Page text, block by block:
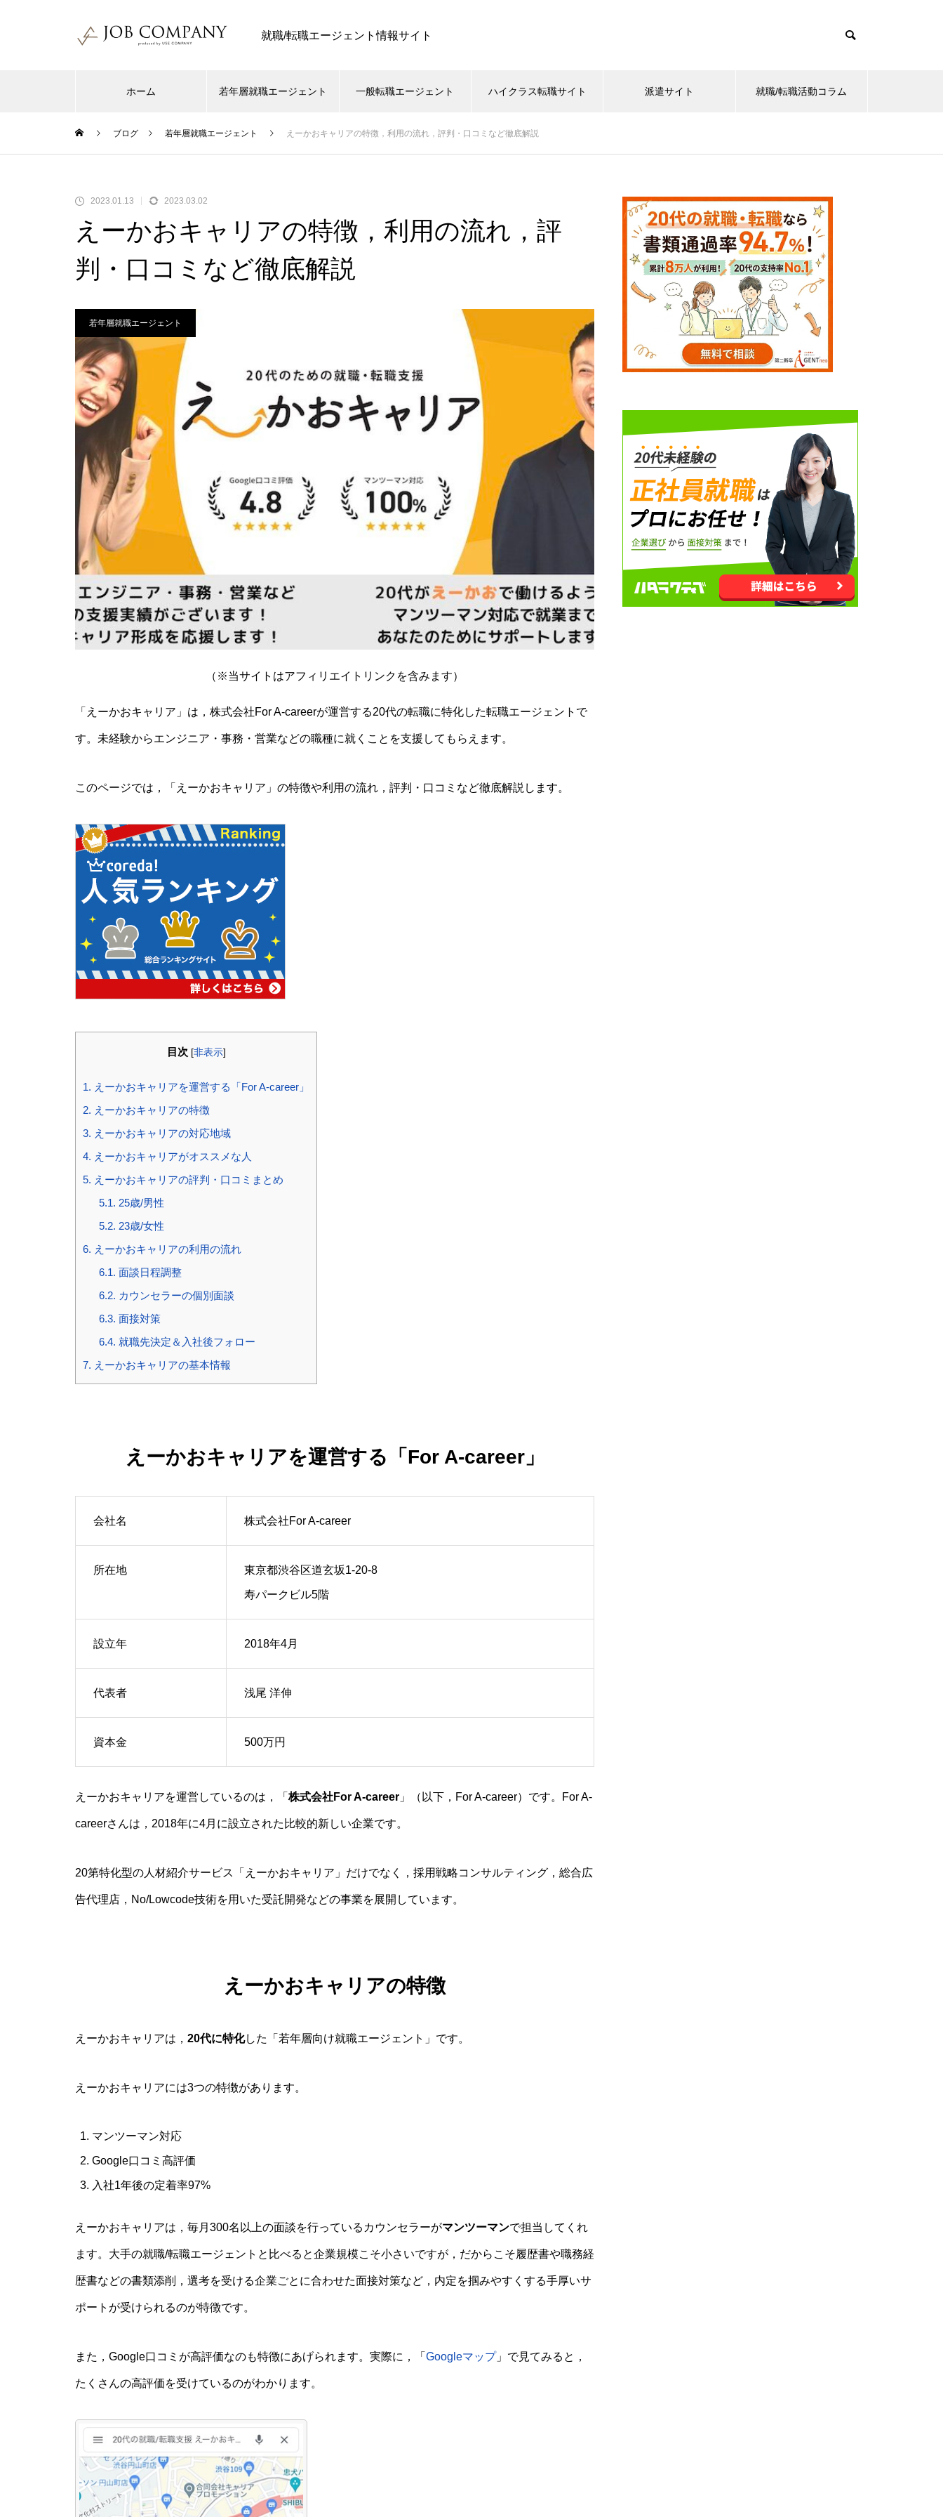
就職/転職エージェント情報サイト
ホーム 若年層就職エージェント 一般転職エージェント ハイクラス転職サイト 派遣サイト 就職/転職活動コラム
ブログ 若年層就職エージェント えーかおキャリアの特徴，利用の流れ，評判・口コミなど徹底解説
2023.01.13 2023.03.02
えーかおキャリアの特徴，利用の流れ，評
判・口コミなど徹底解説
若年層就職エージェント
（※当サイトはアフィリエイトリンクを含みます）
「えーかおキャリア」は，株式会社For A-careerが運営する20代の転職に特化した転職エージェントで
す。未経験からエンジニア・事務・営業などの職種に就くことを支援してもらえます。
このページでは，「えーかおキャリア」の特徴や利用の流れ，評判・口コミなど徹底解説します。
目次 [非表示]
1. えーかおキャリアを運営する「For A-career」
2. えーかおキャリアの特徴
3. えーかおキャリアの対応地域
4. えーかおキャリアがオススメな人
5. えーかおキャリアの評判・口コミまとめ
5.1. 25歳/男性
5.2. 23歳/女性
6. えーかおキャリアの利用の流れ
6.1. 面談日程調整
6.2. カウンセラーの個別面談
6.3. 面接対策
6.4. 就職先決定＆入社後フォロー
7. えーかおキャリアの基本情報
えーかおキャリアを運営する「For A-career」
会社名 株式会社For A-career
所在地 東京都渋谷区道玄坂1-20-8
寿パークビル5階
設立年 2018年4月
代表者 浅尾 洋伸
資本金 500万円
えーかおキャリアを運営しているのは，「 株式会社For A-career 」（以下，For A-career）です。For A-
careerさんは，2018年に4月に設立された比較的新しい企業です。
20第特化型の人材紹介サービス「えーかおキャリア」だけでなく，採用戦略コンサルティング，総合広
告代理店，No/Lowcode技術を用いた受託開発などの事業を展開しています。
えーかおキャリアの特徴
えーかおキャリアは， 20代に特化した「若年層向け就職エージェント」です。
えーかおキャリアには3つの特徴があります。
マンツーマン対応
Google口コミ高評価
入社1年後の定着率97%
えーかおキャリアは，毎月300名以上の面談を行っているカウンセラーがマンツーマンで担当してくれ
ます。大手の就職/転職エージェントと比べると企業規模こそ小さいですが，だからこそ履歴書や職務経
歴書などの書類添削，選考を受ける企業ごとに合わせた面接対策など，内定を掴みやすくする手厚いサ
ポートが受けられるのが特徴です。
また，Google口コミが高評価なのも特徴にあげられます。実際に，「 Googleマップ」で見てみると，
たくさんの高評価を受けているのがわかります。